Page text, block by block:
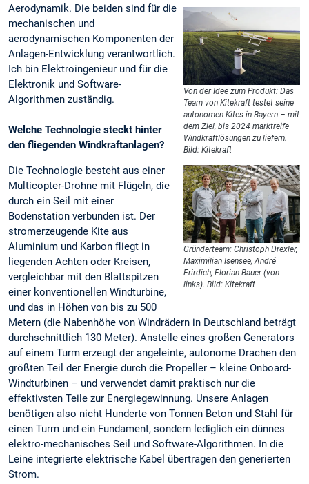
Von der Idee zum Produkt: Das
Team von Kitekraft testet seine
autonomen Kites in Bayern – mit
dem Ziel, bis 2024 marktreife
Windkraftlösungen zu liefern.
Bild: Kitekraft
Gründerteam: Christoph Drexler,
Maximilian Isensee, André
Frirdich, Florian Bauer (von
links). Bild: Kitekraft
Aerodynamik. Die beiden sind für die
mechanischen und
aerodynamischen Komponenten der
Anlagen-Entwicklung verantwortlich.
Ich bin Elektroingenieur und für die
Elektronik und Software-
Algorithmen zuständig.
Welche Technologie steckt hinter
den fliegenden Windkraftanlagen?
Die Technologie besteht aus einer
Multicopter-Drohne mit Flügeln, die
durch ein Seil mit einer
Bodenstation verbunden ist. Der
stromerzeugende Kite aus
Aluminium und Karbon fliegt in
liegenden Achten oder Kreisen,
vergleichbar mit den Blattspitzen
einer konventionellen Windturbine,
und das in Höhen von bis zu 500
Metern (die Nabenhöhe von Windrädern in Deutschland beträgt
durchschnittlich 130 Meter). Anstelle eines großen Generators
auf einem Turm erzeugt der angeleinte, autonome Drachen den
größten Teil der Energie durch die Propeller – kleine Onboard-
Windturbinen – und verwendet damit praktisch nur die
effektivsten Teile zur Energiegewinnung. Unsere Anlagen
benötigen also nicht Hunderte von Tonnen Beton und Stahl für
einen Turm und ein Fundament, sondern lediglich ein dünnes
elektro-mechanisches Seil und Software-Algorithmen. In die
Leine integrierte elektrische Kabel übertragen den generierten
Strom.